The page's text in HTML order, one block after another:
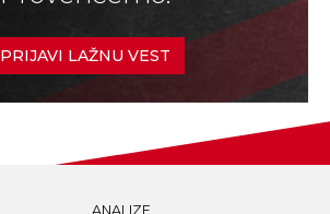
PRIJAVI LAŽNU VEST
ANALIZE